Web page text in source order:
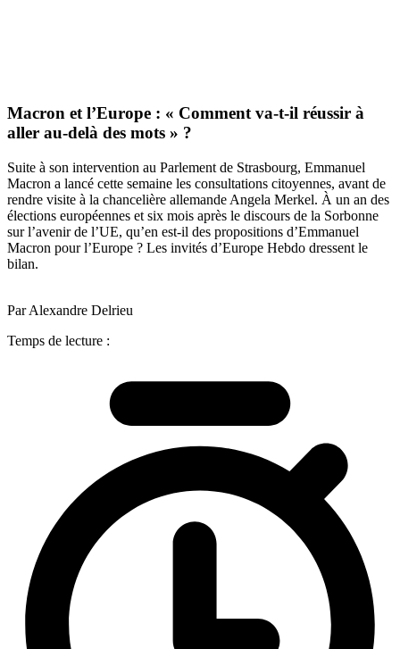
Macron et l’Europe : « Comment va-t-il réussir à
aller au-delà des mots » ?
Suite à son intervention au Parlement de Strasbourg, Emmanuel
Macron a lancé cette semaine les consultations citoyennes, avant de
rendre visite à la chancelière allemande Angela Merkel. À un an des
élections européennes et six mois après le discours de la Sorbonne
sur l’avenir de l’UE, qu’en est-il des propositions d’Emmanuel
Macron pour l’Europe ? Les invités d’Europe Hebdo dressent le
bilan.
Par Alexandre Delrieu
Temps de lecture :